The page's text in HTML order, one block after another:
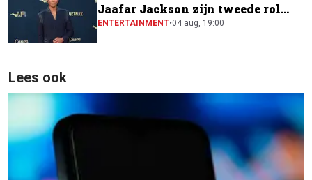
Jaafar Jackson zijn tweede rol
naast Will Smith
ENTERTAINMENT•04 aug, 19:00
Lees ook